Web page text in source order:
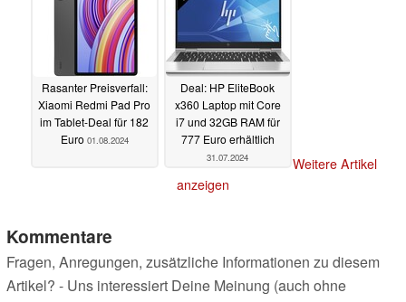
Rasanter Preisverfall:
Xiaomi Redmi Pad Pro
im Tablet-Deal für 182
Euro 01.08.2024
Deal: HP EliteBook
x360 Laptop mit Core
i7 und 32GB RAM für
777 Euro erhältlich
31.07.2024
Weitere Artikel
anzeigen
Kommentare
Fragen, Anregungen, zusätzliche Informationen zu diesem
Artikel? - Uns interessiert Deine Meinung (auch ohne